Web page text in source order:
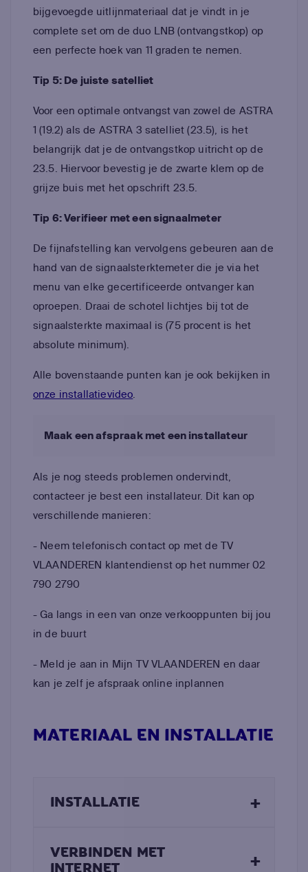
bijgevoegde uitlijnmateriaal dat je vindt in je
complete set om de duo LNB (ontvangstkop) op
een perfecte hoek van 11 graden te nemen.
Tip 5: De juiste satelliet
Voor een optimale ontvangst van zowel de ASTRA
1 (19.2) als de ASTRA 3 satelliet (23.5), is het
belangrijk dat je de ontvangstkop uitricht op de
23.5. Hiervoor bevestig je de zwarte klem op de
grijze buis met het opschrift 23.5.
Tip 6: Verifieer met een signaalmeter
De fijnafstelling kan vervolgens gebeuren aan de
hand van de signaalsterktemeter die je via het
menu van elke gecertificeerde ontvanger kan
oproepen. Draai de schotel lichtjes bij tot de
signaalsterkte maximaal is (75 procent is het
absolute minimum).
Alle bovenstaande punten kan je ook bekijken in
onze installatievideo.
Maak een afspraak met een installateur
Als je nog steeds problemen ondervindt,
contacteer je best een installateur. Dit kan op
verschillende manieren:
- Neem telefonisch contact op met de TV
VLAANDEREN klantendienst op het nummer 02
790 2790
- Ga langs in een van onze verkooppunten bij jou
in de buurt
- Meld je aan in Mijn TV VLAANDEREN en daar
kan je zelf je afspraak online inplannen
MATERIAAL EN INSTALLATIE
INSTALLATIE +
VERBINDEN MET
INTERNET
+